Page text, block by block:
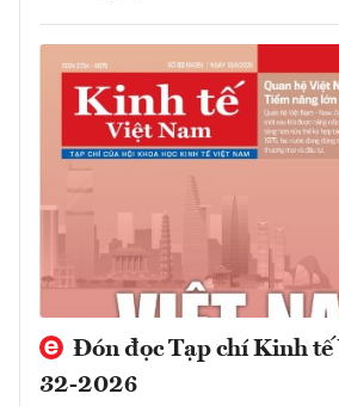
Đón đọc Tạp chí Kinh tế
32-2026